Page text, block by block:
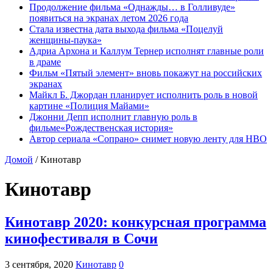
Продолжение фильма «Однажды… в Голливуде»
появиться на экранах летом 2026 года
Стала известна дата выхода фильма «Поцелуй
женщины-паука»
Адриа Архона и Каллум Тернер исполнят главные роли
в драме
Фильм «Пятый элемент» вновь покажут на российских
экранах
Майкл Б. Джордан планирует исполнить роль в новой
картине «Полиция Майами»
Джонни Депп исполнит главную роль в
фильме«Рождественская история»
Автор сериала «Сопрано» снимет новую ленту для HBO
Домой / Кинотавр
Кинотавр
Кинотавр 2020: конкурсная программа
кинофестиваля в Сочи
3 сентября, 2020 Кинотавр 0